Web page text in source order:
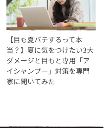
【目も夏バテするって本
当？】夏に気をつけたい3大
ダメージと目もと専用「ア
イシャンプー」対策を専門
家に聞いてみた